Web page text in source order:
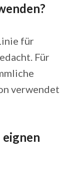
für
Für
verwendet